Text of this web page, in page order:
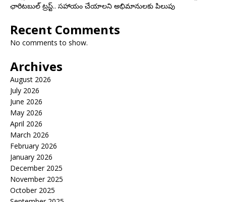
ఛారిటబుల్ ట్రస్ట్.. సహాయం చేయాలని అభిమానులకు పిలుపు
Recent Comments
No comments to show.
Archives
August 2026
July 2026
June 2026
May 2026
April 2026
March 2026
February 2026
January 2026
December 2025
November 2025
October 2025